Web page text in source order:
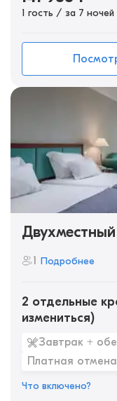
1 гость / за 7 ночей
1 Подробнее
2 отдельные
измениться)
Завтрак +
Платная отмена
Что включено?